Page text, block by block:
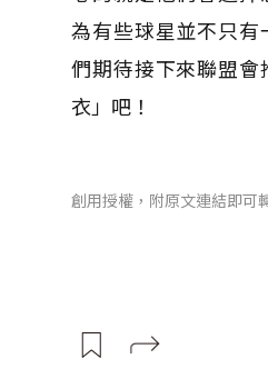
為有些球星並不只有
們期待接下來聯盟會
衣」吧！
創用授權，附原文連結即可